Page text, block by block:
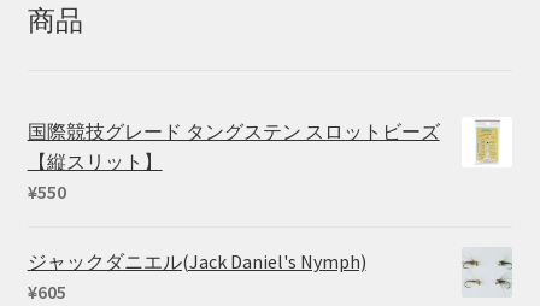
商品
国際競技グレード タングステン スロットビーズ
【縦スリット】
¥550
ジャックダニエル(Jack Daniel's Nymph)
¥605